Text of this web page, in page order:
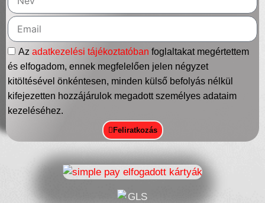
Az adatkezelési tájékoztatóban foglaltakat megértettem
és elfogadom, ennek megfelelően jelen négyzet
kitöltésével önkéntesen, minden külső befolyás nélkül
kifejezetten hozzájárulok megadott személyes adataim
kezeléséhez.
Feliratkozás